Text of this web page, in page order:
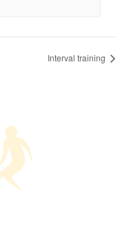
Interval training